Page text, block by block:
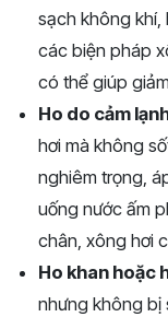
sạch không khí,
các biện pháp
có thể giúp
Ho do cảm
hơi mà không
nghiêm trọng,
uống nước ấm
chân, xông hơi
Ho khan hoặc
nhưng không bị